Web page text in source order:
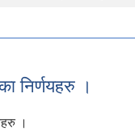
निर्णयहरु ।
।